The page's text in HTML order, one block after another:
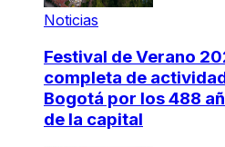
Noticias
Festival de Verano
completa de
Bogotá por los 488
de la capital